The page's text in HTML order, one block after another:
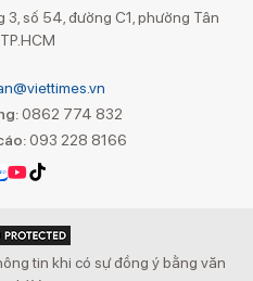
3, số 54, đường C1, phường Tân
0862 774 832
093 228 8166
tin khi có sự đồng ý bằng văn